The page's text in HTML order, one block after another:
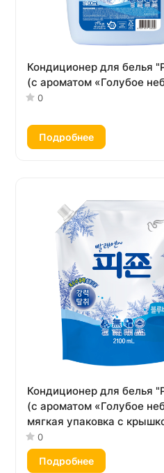
Кондиционер для белья
(с ароматом «Голубое
0
Подробнее
Кондиционер для белья
(с ароматом «Голубое
мягкая упаковка с
0
Подробнее